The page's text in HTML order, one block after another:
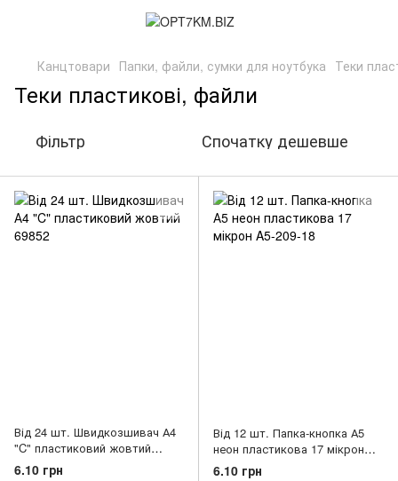
Канцтовари Папки, файли, сумки для ноутбука Теки
Теки пластикові, файли
Фільтр Спочатку дешевше
Від 24 шт. Швидкозшивач А4
"C" пластиковий жовтий
69852
6.10 грн
Від 12 шт. Папка-кнопка А5
неон пластикова 17 мікрон
A5-209-18
6.10 грн